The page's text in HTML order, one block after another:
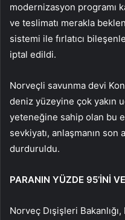
modernizasyon programı
ve teslimatı merakla
sistemi ile fırlatıcı
iptal edildi.
Norveçli savunma devi
deniz yüzeyine çok yakın
yeteneğine sahip olan bu
sevkiyatı, anlaşmanın son
durduruldu.
PARANIN YÜZDE 95’İNİ
Norveç Dışişleri